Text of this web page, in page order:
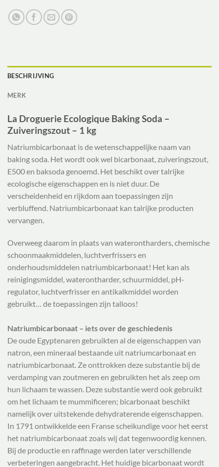
BESCHRIJVING
MERK
La Droguerie Ecologique Baking Soda –
Zuiveringszout – 1 kg
Natriumbicarbonaat is de wetenschappelijke naam van
baking soda. Het wordt ook wel bicarbonaat, zuiveringszout,
E500 en baksoda genoemd. Het beschikt over talrijke
ecologische eigenschappen en is niet duur. De
verscheidenheid en rijkdom aan toepassingen zijn
verbluffend. Natriumbicarbonaat kan talrijke producten
vervangen.
Overweeg daarom in plaats van waterontharders, chemische
schoonmaakmiddelen, luchtverfrissers en
onderhoudsmiddelen natriumbicarbonaat! Het kan als
reinigingsmiddel, waterontharder, schuurmiddel, pH-
regulator, luchtverfrisser en antikalkmiddel worden
gebruikt… de toepassingen zijn talloos!
Natriumbicarbonaat – iets over de geschiedenis
De oude Egyptenaren gebruikten al de eigenschappen van
natron, een mineraal bestaande uit natriumcarbonaat en
natriumbicarbonaat. Ze onttrokken deze substantie bij de
verdamping van zoutmeren en gebruikten het als zeep om
hun lichaam te wassen. Deze substantie werd ook gebruikt
om het lichaam te mummificeren; bicarbonaat beschikt
namelijk over uitstekende dehydraterende eigenschappen.
In 1791 ontwikkelde een Franse scheikundige voor het eerst
het natriumbicarbonaat zoals wij dat tegenwoordig kennen.
Bij de productie en raffinage werden later verschillende
verbeteringen aangebracht. Het huidige bicarbonaat wordt